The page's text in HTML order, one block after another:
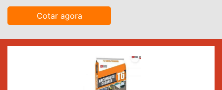
Cotar agora